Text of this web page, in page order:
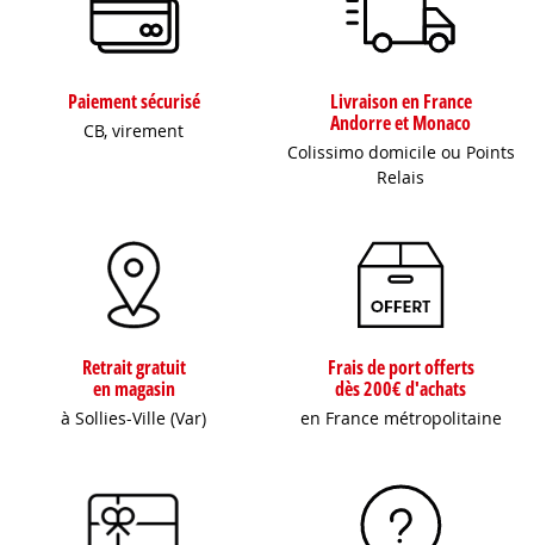
Paiement sécurisé
CB, virement
Livraison en France
Andorre et Monaco
Colissimo domicile ou Points
Relais
Retrait gratuit
en magasin
à Sollies-Ville (Var)
Frais de port offerts
dès 200€ d'achats
en France métropolitaine